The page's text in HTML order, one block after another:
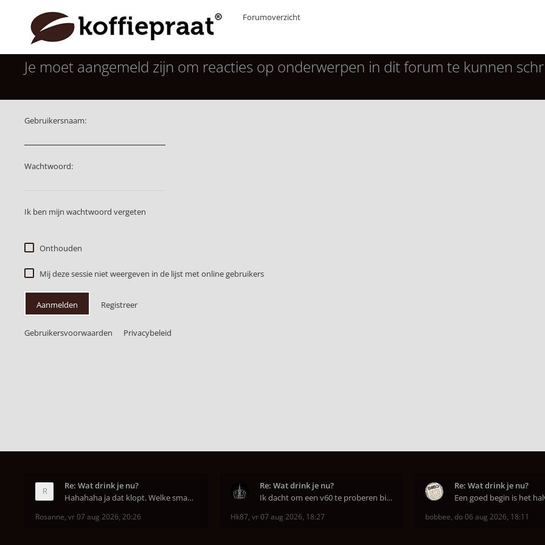
Forumoverzicht
Je moet aangemeld zijn om reacties op onderwerpen in dit forum te kunnen
Gebruikersnaam:
Wachtwoord:
Ik ben mijn wachtwoord vergeten
Onthouden
Mij deze sessie niet weergeven in de lijst met online gebruikers
Aanmelden Registreer
Gebruikersvoorwaarden Privacybeleid
Re: Wat drink je nu?
Hahahaha ja dat klopt. Welke smaak had je?? Ben
Rosanne, vr 07 aug 2026, 20:26
Re: Wat drink je nu?
Ik dacht om een v60 te proberen bij DAK in Amsterd
Hk87, vr 07 aug 2026, 18:27
Re: Wat drink je nu?
bobbee, do 06 aug 2026, 18:11